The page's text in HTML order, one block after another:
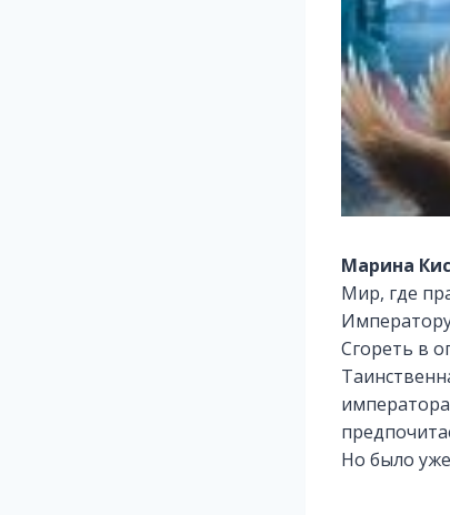
Марина
Мир, где
Сгореть в
Но было